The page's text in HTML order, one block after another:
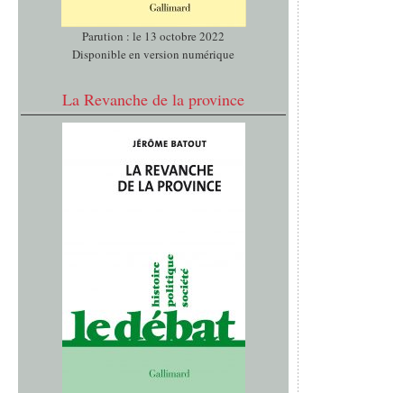
Parution : le 13 octobre 2022
Disponible en version numérique
La Revanche de la province